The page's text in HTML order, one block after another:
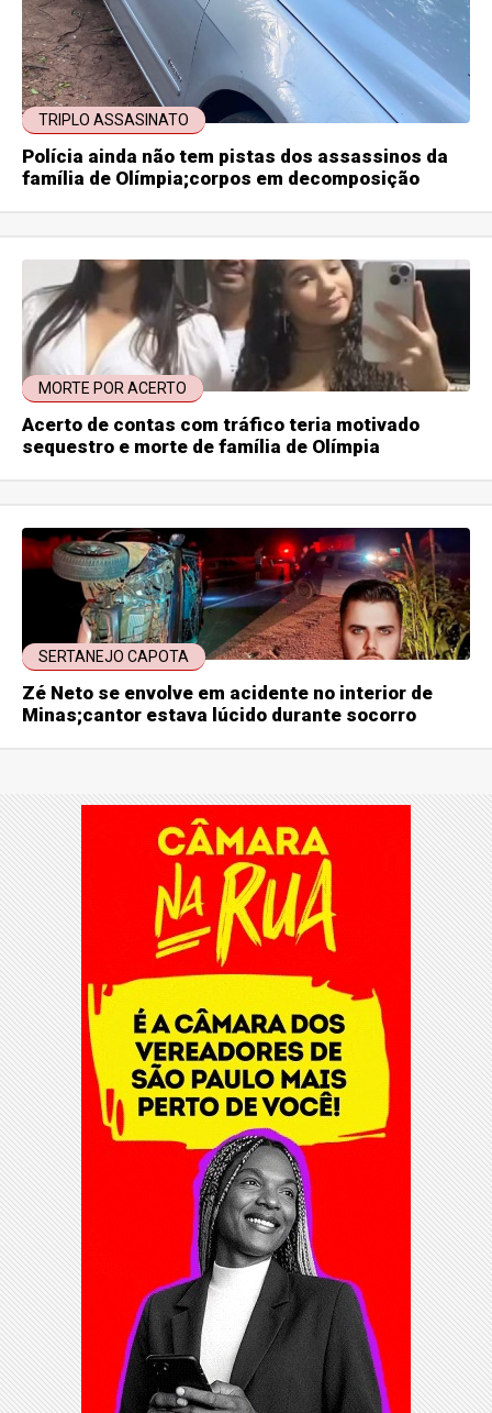
TRIPLO ASSASINATO
Polícia ainda não tem pistas dos assassinos da
família de Olímpia;corpos em decomposição
MORTE POR ACERTO
Acerto de contas com tráfico teria motivado
sequestro e morte de família de Olímpia
SERTANEJO CAPOTA
Zé Neto se envolve em acidente no interior de
Minas;cantor estava lúcido durante socorro